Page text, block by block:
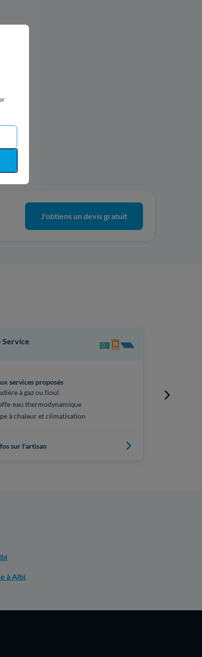
J'obtiens un devis gratuit
Service
services proposés
à gaz ou fioul
eau thermodynamique
à chaleur et climatisation
sur l'artisan
à Albi